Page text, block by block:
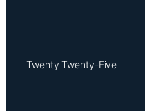
Twenty Twenty-Five